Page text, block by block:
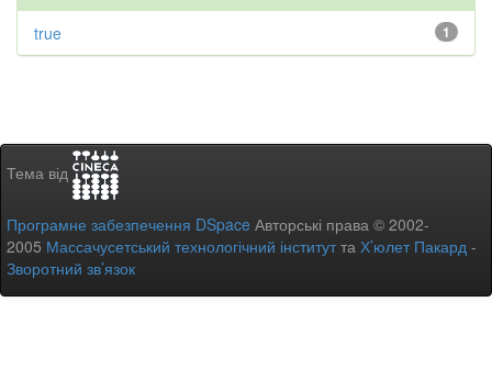
1
true
Тема від
Програмне забезпечення DSpace Авторські права © 2002-
2005 Массачусетський технологічний інститутта Х’юлет Пакард -
Зворотний зв’язок